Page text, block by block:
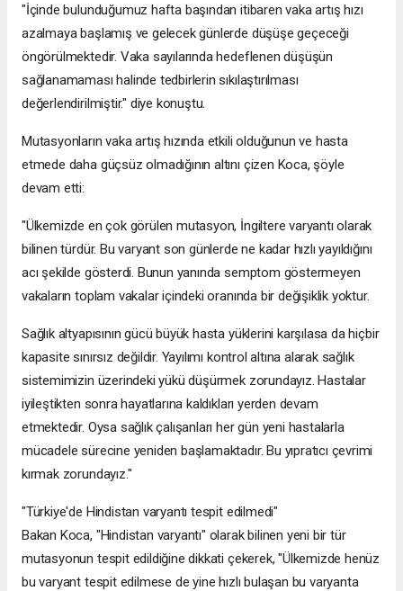
"İçinde bulunduğumuz hafta başından itibaren vaka artış hızı
azalmaya başlamış ve gelecek günlerde düşüşe geçeceği
öngörülmektedir. Vaka sayılarında hedeflenen düşüşün
sağlanamaması halinde tedbirlerin sıkılaştırılması
değerlendirilmiştir." diye konuştu.
Mutasyonların vaka artış hızında etkili olduğunun ve hasta
etmede daha güçsüz olmadığının altını çizen Koca, şöyle
devam etti:
"Ülkemizde en çok görülen mutasyon, İngiltere varyantı olarak
bilinen türdür. Bu varyant son günlerde ne kadar hızlı yayıldığını
acı şekilde gösterdi. Bunun yanında semptom göstermeyen
vakaların toplam vakalar içindeki oranında bir değişiklik yoktur.
Sağlık altyapısının gücü büyük hasta yüklerini karşılasa da hiçbir
kapasite sınırsız değildir. Yayılımı kontrol altına alarak sağlık
sistemimizin üzerindeki yükü düşürmek zorundayız. Hastalar
iyileştikten sonra hayatlarına kaldıkları yerden devam
etmektedir. Oysa sağlık çalışanları her gün yeni hastalarla
mücadele sürecine yeniden başlamaktadır. Bu yıpratıcı çevrimi
kırmak zorundayız."
"Türkiye'de Hindistan varyantı tespit edilmedi"
Bakan Koca, "Hindistan varyantı" olarak bilinen yeni bir tür
mutasyonun tespit edildiğine dikkati çekerek, "Ülkemizde henüz
bu varyant tespit edilmese de yine hızlı bulaşan bu varyanta